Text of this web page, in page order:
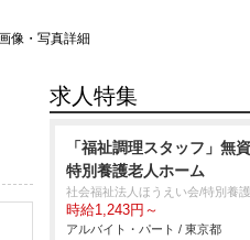
像・写真詳細
求人特集
「福祉調理スタッフ」無
特別養護老人ホーム
社会福祉法人ほうえい会/特別養
時給1,243円～
アルバイト・パート / 東京都